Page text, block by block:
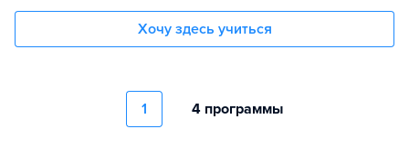
Хочу здесь учиться
1 4 программы